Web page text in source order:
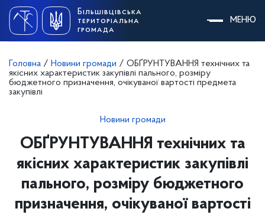
content
Більшівцівська
територіальна
громада
МЕНЮ
Головна / Новини громади / ОБҐРУНТУВАННЯ технічних та
якісних характеристик закупівлі пального, розміру
бюджетного призначення, очікуваної вартості предмета
закупівлі
Новини громади
ОБҐРУНТУВАННЯ технічних та
якісних характеристик закупівлі
пального, розміру бюджетного
призначення, очікуваної вартості